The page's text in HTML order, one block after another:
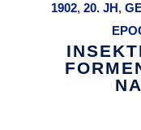
1902, 20. JH,